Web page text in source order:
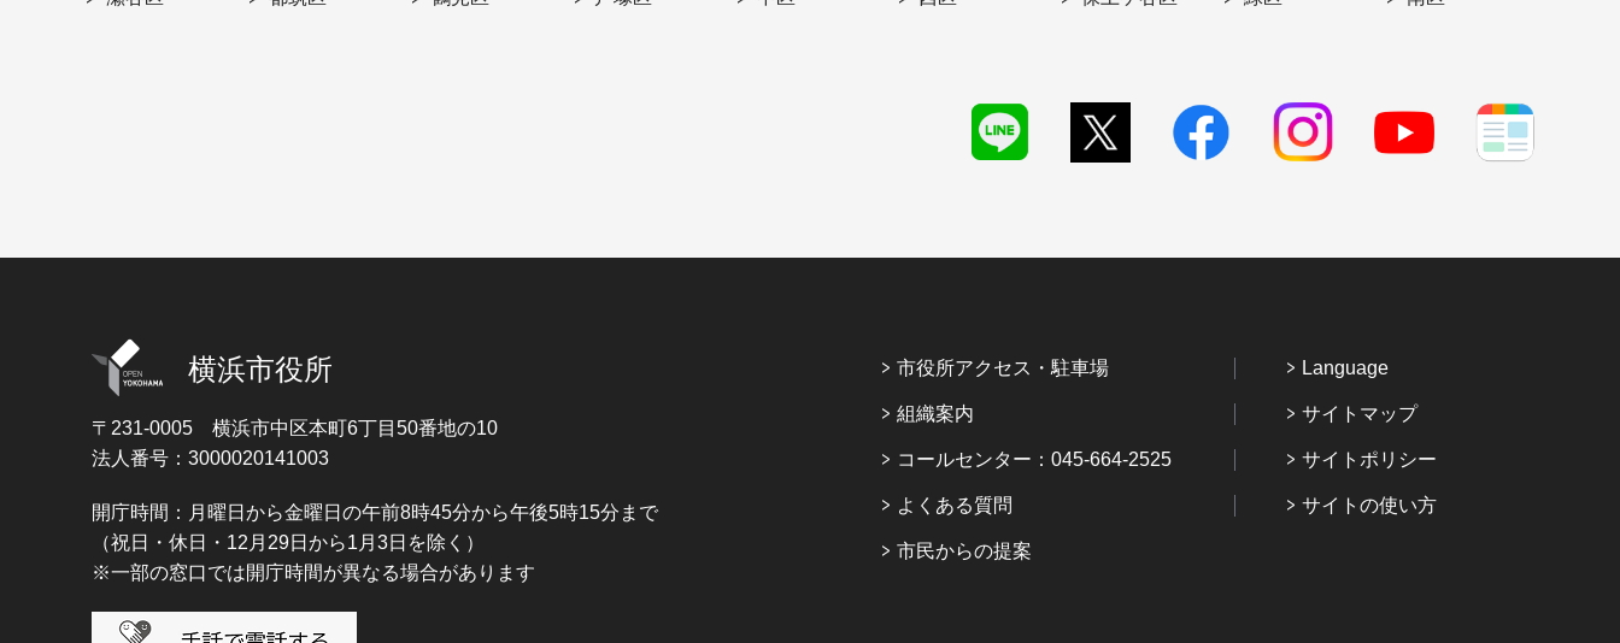
横浜市役所
〒231-0005 横浜市中区本町6丁目50番地の10
法人番号：3000020141003
開庁時間：月曜日から金曜日の午前8時45分から午後5時15分まで
（祝日・休日・12月29日から1月3日を除く）
※一部の窓口では開庁時間が異なる場合があります
市役所アクセス・駐車場
組織案内
コールセンター：045-664-2525
よくある質問
市民からの提案
Language
サイトマップ
サイトポリシー
サイトの使い方